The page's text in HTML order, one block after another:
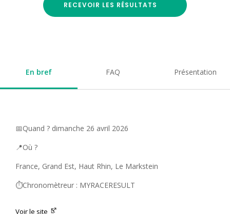
RECEVOIR LES RÉSULTATS
En bref FAQ Présentation
📅Quand ? dimanche 26 avril 2026
📍Où ?
France, Grand Est, Haut Rhin, Le Markstein
⏱️Chronomètreur : MYRACERESULT
Voir le site